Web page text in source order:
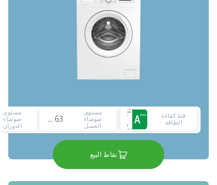
فئة كفاءة
الطاقة
مستوى
ضوضاء
الغسل
63 ديسيبل
مستوى
ضوضاء
الدوران
نقاط البيع